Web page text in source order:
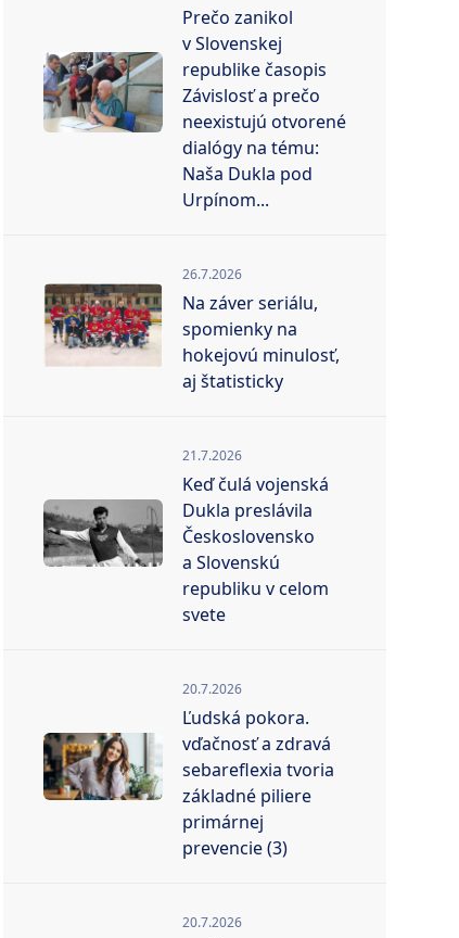
Prečo zanikol
v Slovenskej
republike časopis
Závislosť a prečo
neexistujú otvorené
dialógy na tému:
Naša Dukla pod
Urpínom...
26.7.2026
Na záver seriálu,
spomienky na
hokejovú minulosť,
aj štatisticky
21.7.2026
Keď čulá vojenská
Dukla preslávila
Československo
a Slovenskú
republiku v celom
svete
20.7.2026
Ľudská pokora.
vďačnosť a zdravá
sebareflexia tvoria
základné piliere
primárnej
prevencie (3)
20.7.2026